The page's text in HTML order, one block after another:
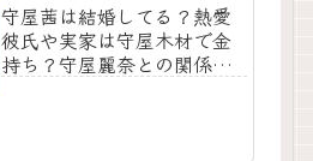
守屋茜は結婚してる？熱愛
彼氏や実家は守屋木材で金
持ち？守屋麗奈との関係も